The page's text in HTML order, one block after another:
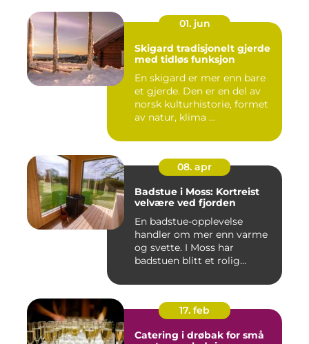
01. jun
Skigard tradisjonelt gjerde
med tidløs funksjon
En skigard er mer enn bare
et gjerde. Den er en del av
norsk kulturhistorie, formet
av natur, klima ...
08. apr
Badstue i Moss: Kortreist
velvære ved fjorden
En badstue-opplevelse
handler om mer enn varme
og svette. I Moss har
badstuen blitt et rolig
17. feb
Catering i drøbak for små